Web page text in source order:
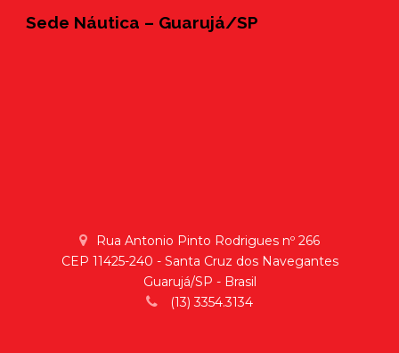
Sede Náutica – Guarujá/SP
Rua Antonio Pinto Rodrigues nº 266
CEP 11425-240 - Santa Cruz dos Navegantes
Guarujá/SP - Brasil
(13) 3354.3134